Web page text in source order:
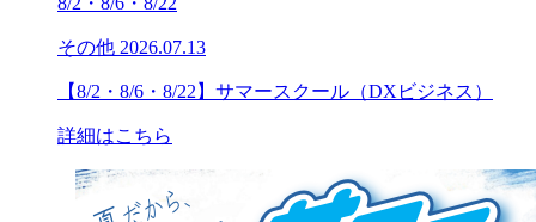
その他 2026.07.13
【8/2・8/6・8/22】サマースクール（DXビジネス）
詳細はこちら